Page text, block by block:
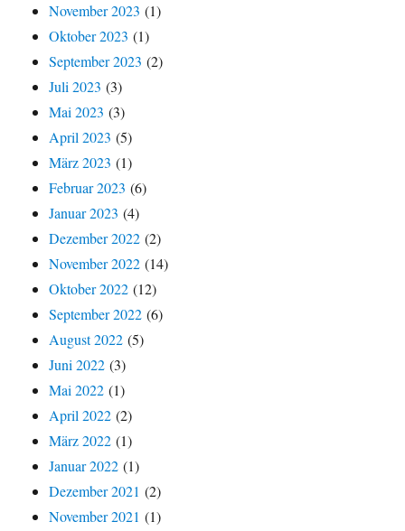
November 2023 (1)
Oktober 2023 (1)
September 2023 (2)
Juli 2023 (3)
Mai 2023 (3)
April 2023 (5)
März 2023 (1)
Februar 2023 (6)
Januar 2023 (4)
Dezember 2022 (2)
November 2022 (14)
Oktober 2022 (12)
September 2022 (6)
August 2022 (5)
Juni 2022 (3)
Mai 2022 (1)
April 2022 (2)
März 2022 (1)
Januar 2022 (1)
Dezember 2021 (2)
November 2021 (1)